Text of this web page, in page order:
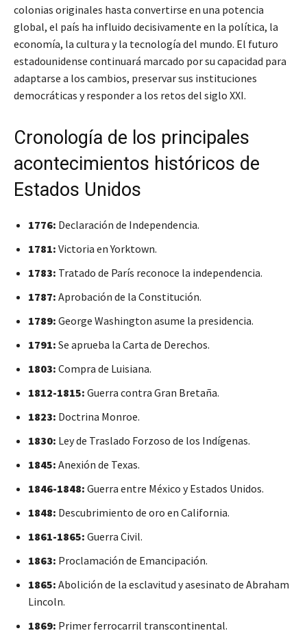
colonias originales hasta convertirse en una potencia
global, el país ha influido decisivamente en la política, la
economía, la cultura y la tecnología del mundo. El futuro
estadounidense continuará marcado por su capacidad para
adaptarse a los cambios, preservar sus instituciones
democráticas y responder a los retos del siglo XXI.
Cronología de los principales
acontecimientos históricos de
Estados Unidos
1776: Declaración de Independencia.
1781: Victoria en Yorktown.
1783: Tratado de París reconoce la independencia.
1787: Aprobación de la Constitución.
1789: George Washington asume la presidencia.
1791: Se aprueba la Carta de Derechos.
1803: Compra de Luisiana.
1812-1815: Guerra contra Gran Bretaña.
1823: Doctrina Monroe.
1830: Ley de Traslado Forzoso de los Indígenas.
1845: Anexión de Texas.
1846-1848: Guerra entre México y Estados Unidos.
1848: Descubrimiento de oro en California.
1861-1865: Guerra Civil.
1863: Proclamación de Emancipación.
1865: Abolición de la esclavitud y asesinato de Abraham
Lincoln.
1869: Primer ferrocarril transcontinental.